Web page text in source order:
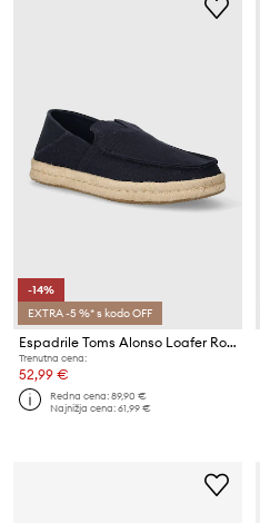
-14%
EXTRA -5 %* s kodo OFF
Espadrile Toms Alonso Loafer Rope
Trenutna cena:
52,99 €
Redna cena:89,90 €
Najnižja cena:61,99 €